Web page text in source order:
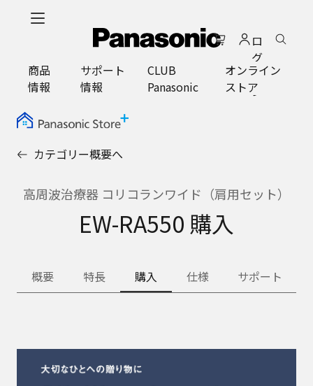
ロ
グ
イ
ン
商品
情報
サポート
情報
CLUB
Panasonic
オンライン
ストア
カテゴリー概要へ
高周波治療器 コリコランワイド（肩用セット）
EW-RA550 購入
概要 特長 購入 仕様 サポート